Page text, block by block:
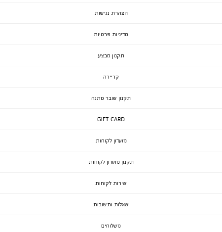
הצהרת נגישות
מדיניות פרטיות
תקנון מבצע
קריירה
תקנון שובר מתנה
GIFT CARD
מועדון לקוחות
תקנון מועדון לקוחות
שירות לקוחות
שאלות ותשובות
משלוחים